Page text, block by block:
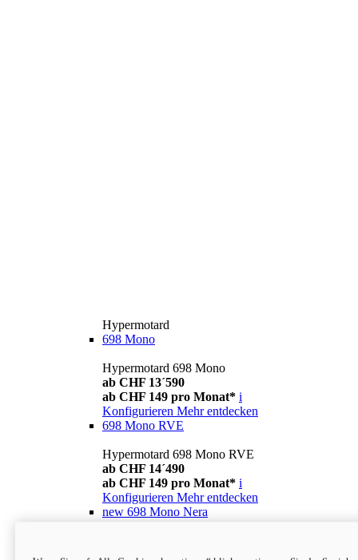
Hypermotard
698 Mono
Hypermotard 698 Mono
ab CHF 13´590
ab CHF 149 pro Monat* i
Konfigurieren Mehr entdecken
698 Mono RVE
Hypermotard 698 Mono RVE
ab CHF 14´490
ab CHF 149 pro Monat* i
Konfigurieren Mehr entdecken
new 698 Mono Nera
ab CHF 13´990